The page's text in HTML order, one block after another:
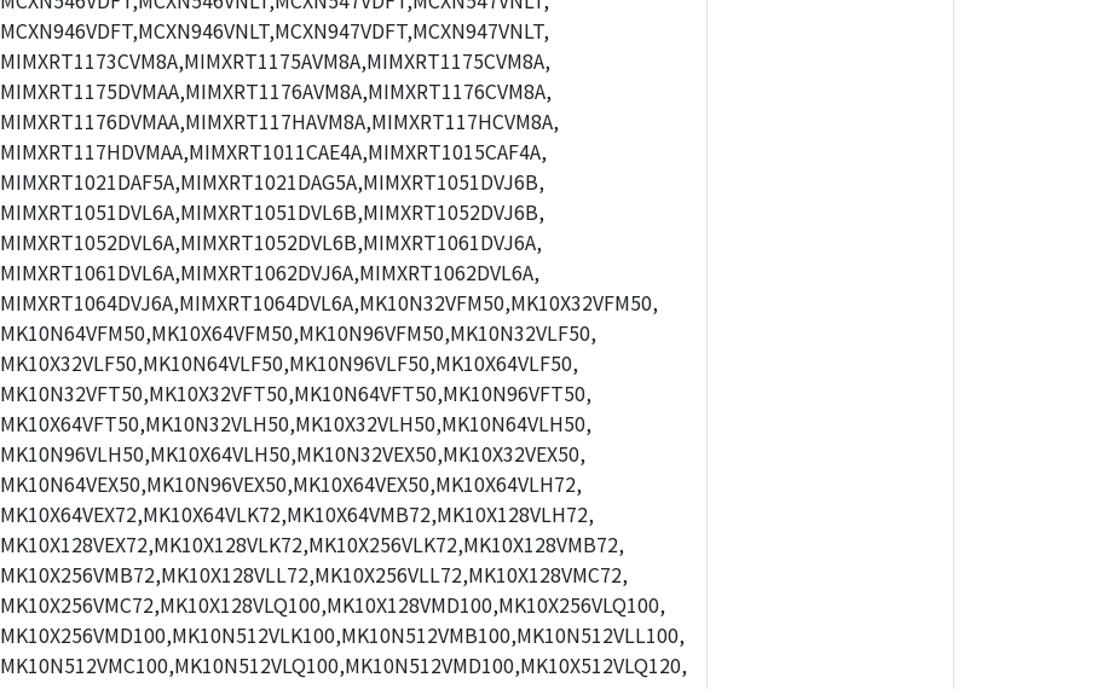
MCXN946VDFT,MCXN946VNLT,MCXN947VDFT,MCXN947VNLT,
MIMXRT1173CVM8A,MIMXRT1175AVM8A,MIMXRT1175CVM8A,
MIMXRT1175DVMAA,MIMXRT1176AVM8A,MIMXRT1176CVM8A,
MIMXRT1176DVMAA,MIMXRT117HAVM8A,MIMXRT117HCVM8A,
MIMXRT117HDVMAA,MIMXRT1011CAE4A,MIMXRT1015CAF4A,
MIMXRT1021DAF5A,MIMXRT1021DAG5A,MIMXRT1051DVJ6B,
MIMXRT1051DVL6A,MIMXRT1051DVL6B,MIMXRT1052DVJ6B,
MIMXRT1052DVL6A,MIMXRT1052DVL6B,MIMXRT1061DVJ6A,
MIMXRT1061DVL6A,MIMXRT1062DVJ6A,MIMXRT1062DVL6A,
MIMXRT1064DVJ6A,MIMXRT1064DVL6A,MK10N32VFM50,MK10X32VFM50,
MK10N64VFM50,MK10X64VFM50,MK10N96VFM50,MK10N32VLF50,
MK10X32VLF50,MK10N64VLF50,MK10N96VLF50,MK10X64VLF50,
MK10N32VFT50,MK10X32VFT50,MK10N64VFT50,MK10N96VFT50,
MK10X64VFT50,MK10N32VLH50,MK10X32VLH50,MK10N64VLH50,
MK10N96VLH50,MK10X64VLH50,MK10N32VEX50,MK10X32VEX50,
MK10N64VEX50,MK10N96VEX50,MK10X64VEX50,MK10X64VLH72,
MK10X64VEX72,MK10X64VLK72,MK10X64VMB72,MK10X128VLH72,
MK10X128VEX72,MK10X128VLK72,MK10X256VLK72,MK10X128VMB72,
MK10X256VMB72,MK10X128VLL72,MK10X256VLL72,MK10X128VMC72,
MK10X256VMC72,MK10X128VLQ100,MK10X128VMD100,MK10X256VLQ100,
MK10X256VMD100,MK10N512VLK100,MK10N512VMB100,MK10N512VLL100,
MK10N512VMC100,MK10N512VLQ100,MK10N512VMD100,MK10X512VLQ120,